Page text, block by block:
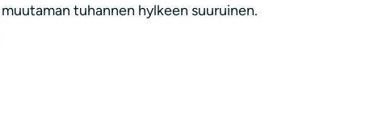
tuhannen hylkeen suuruinen.